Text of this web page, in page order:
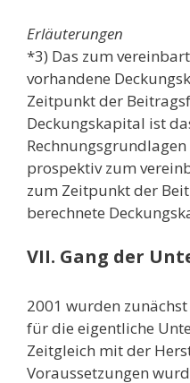
Erläuterungen
*3) Das zum
vorhandene
Zeitpunkt der
Deckungskapital ist
prospektiv zum
zum Zeitpunkt der
berechnete
VII. Gang der
2001 wurden
für die eigentliche
Zeitgleich mit der
Voraussetzungen